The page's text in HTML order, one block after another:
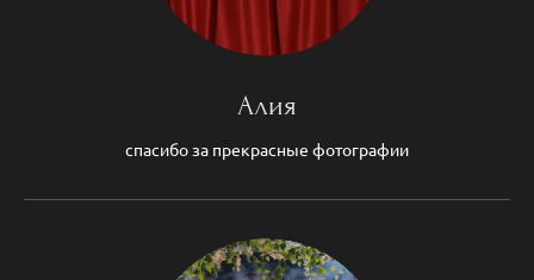
Алия
спасибо за прекрасные фотографии